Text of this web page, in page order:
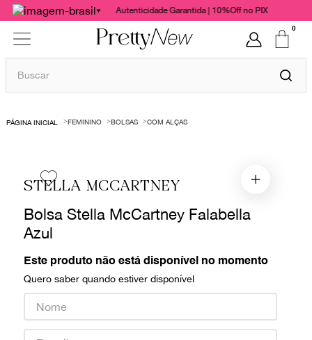
Autenticidade Garantida | 10%Off no PIX
0
Buscar
FEMININO BOLSAS COM ALÇAS
STELLA MCCARTNEY
Bolsa Stella McCartney Falabella
Azul
Este produto não está disponível no momento
Quero saber quando estiver disponível
1º
bolsas
chanel
gucci
valentino
burberry
prada